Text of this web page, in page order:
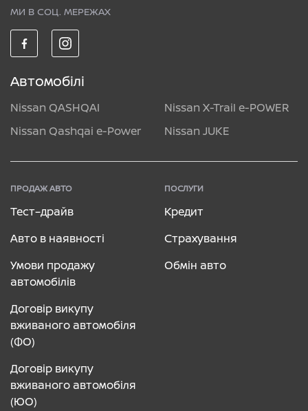
МИ В СОЦ. МЕРЕЖАХ
Автомобілі
Nissan QASHQAI
Nissan X-Trail e-POWER
Nissan Qashqai e-Power
Nissan JUKE
ПРОДАЖ АВТО
Тест–драйв
Авто в наявності
Умови продажу
автомобілів
Договір викупу
вживаного автомобіля
(ФО)
Договір викупу
вживаного автомобіля
(ЮО)
ПОСЛУГИ
Кредит
Страхування
Обмін авто